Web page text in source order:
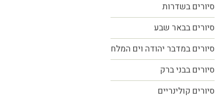
סיורים בשדרות
סיורים בבאר שבע
סיורים במדבר יהודה וים המלח
סיורים בבני ברק
סיורים קולינריים